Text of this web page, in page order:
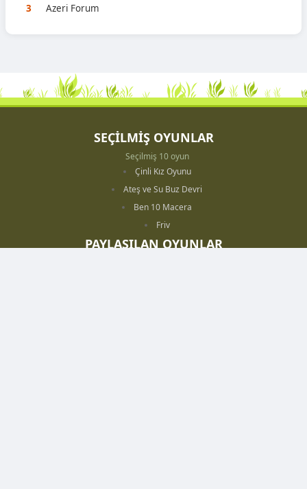
3 Azeri Forum
SEÇİLMİŞ OYUNLAR
Seçilmiş 10 oyun
Çinli Kız Oyunu
Ateş ve Su Buz Devri
Ben 10 Macera
Friv
PAYLAŞILAN OYUNLAR